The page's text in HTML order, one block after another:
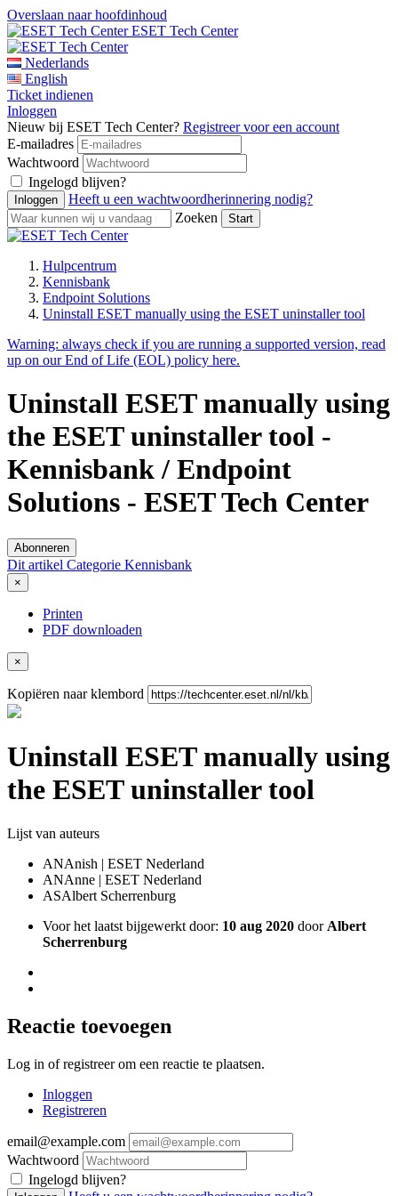
Overslaan naar hoofdinhoud
ESET Tech Center
Nederlands
English
Ticket indienen
Inloggen
Nieuw bij ESET Tech Center? Registreer voor een account
E-mailadres
Wachtwoord
Ingelogd blijven?
Heeft u een wachtwoordherinnering nodig?
Zoeken
Hulpcentrum
Kennisbank
Endpoint Solutions
Uninstall ESET manually using the ESET uninstaller tool
Warning: always check if you are running a supported version, read
up on our End of Life (EOL) policy here.
Uninstall ESET manually using
the ESET uninstaller tool -
Kennisbank / Endpoint
Solutions - ESET Tech Center
Abonneren
Dit artikel Categorie Kennisbank
×
Printen
PDF downloaden
×
Kopiëren naar klembord
Uninstall ESET manually using
the ESET uninstaller tool
Lijst van auteurs
ANAnish | ESET Nederland
ANAnne | ESET Nederland
ASAlbert Scherrenburg
Voor het laatst bijgewerkt door: 10 aug 2020 door Albert
Scherrenburg
Reactie toevoegen
Log in of registreer om een reactie te plaatsen.
Inloggen
Registreren
email@example.com
Wachtwoord
Ingelogd blijven?